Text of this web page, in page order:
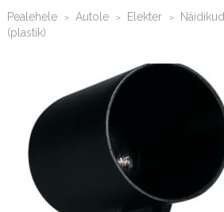
Pealehele > Autole > Elekter > Näidikud
(plastik)